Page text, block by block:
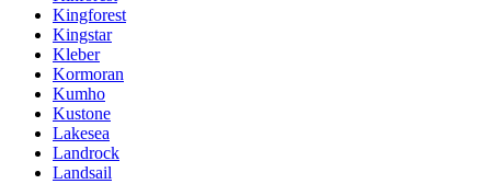
Kingforest
Kingstar
Kleber
Kormoran
Kumho
Kustone
Lakesea
Landrock
Landsail